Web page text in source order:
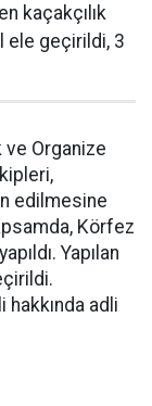
kaçakçılık
ele geçirildi, 3
ve Organize
edilmesine
Körfez
Yapılan
hakkında adli